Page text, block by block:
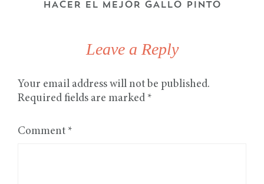
HACER EL MEJOR GALLO PINTO
Leave a Reply
Your email address will not be published.
Required fields are marked *
Comment *